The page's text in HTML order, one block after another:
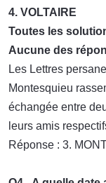
4. VOLTAIRE
Toutes les
Aucune des
Les Lettres
Montesquieu
échangée entre
leurs amis
Réponse : 3.